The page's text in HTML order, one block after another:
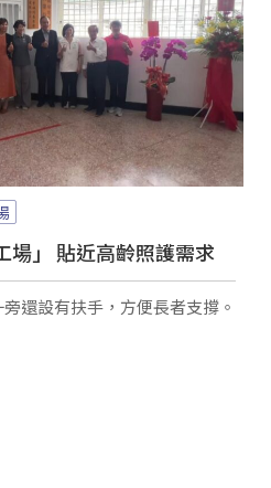
場」 貼近高齡照護需求
還設有扶手，方便長者支撐。